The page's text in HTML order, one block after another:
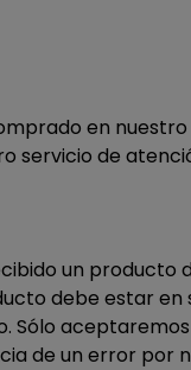
en
servicio de
un
debe estar en
Sólo
de un error